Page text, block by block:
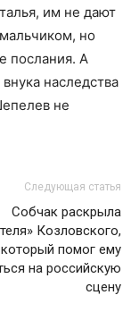
им не дают
но
послания. А
наследства
не
Следующая статья
Собчак раскрыла
Козловского,
который помог ему
на российскую
сцену